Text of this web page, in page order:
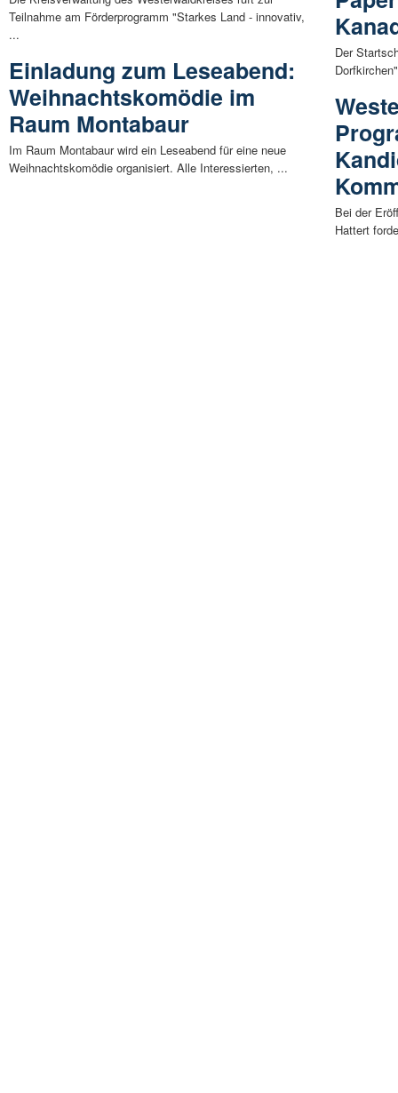
Teilnahme am Förderprogramm "Starkes Land - innovativ,
...
Einladung zum Leseabend:
Weihnachtskomödie im
Raum Montabaur
Im Raum Montabaur wird ein Leseabend für eine neue
Weihnachtskomödie organisiert. Alle Interessierten, ...
Der
Bei der
Hattert